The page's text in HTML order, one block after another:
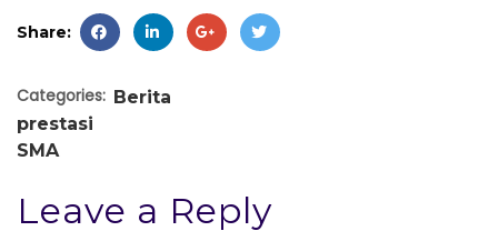
Share:
Categories: Berita
prestasi
SMA
Leave a Reply